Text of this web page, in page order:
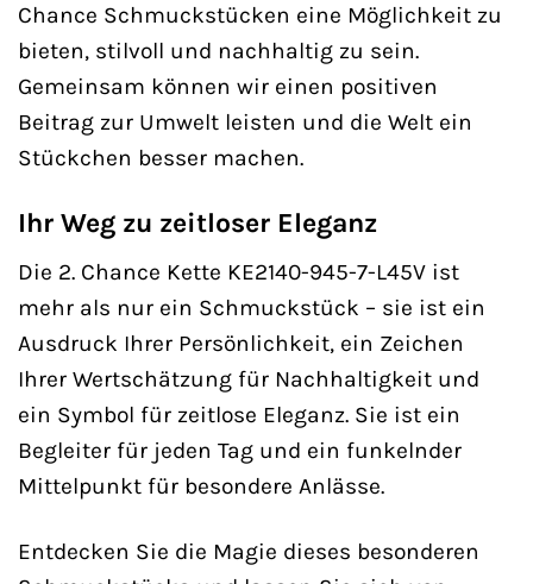
Chance Schmuckstücken eine Möglichkeit zu
bieten, stilvoll und nachhaltig zu sein.
Gemeinsam können wir einen positiven
Beitrag zur Umwelt leisten und die Welt ein
Stückchen besser machen.
Ihr Weg zu zeitloser Eleganz
Die 2. Chance Kette KE2140-945-7-L45V ist
mehr als nur ein Schmuckstück – sie ist ein
Ausdruck Ihrer Persönlichkeit, ein Zeichen
Ihrer Wertschätzung für Nachhaltigkeit und
ein Symbol für zeitlose Eleganz. Sie ist ein
Begleiter für jeden Tag und ein funkelnder
Mittelpunkt für besondere Anlässe.
Entdecken Sie die Magie dieses besonderen